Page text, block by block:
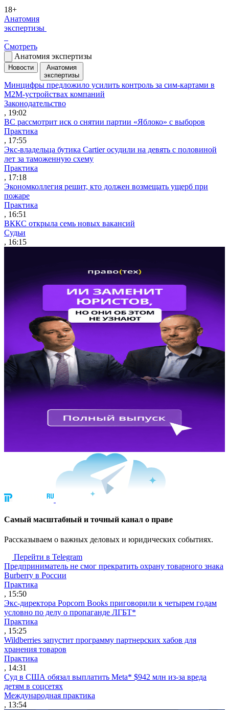
18+
Анатомия
экспертизы
Смотреть
Анатомия экспертизы
Новости
Анатомия
экспертизы
Минцифры предложило усилить контроль за сим-картами в
M2M-устройствах компаний
Законодательство
, 19:02
ВС рассмотрит иск о снятии партии «Яблоко» с выборов
Практика
, 17:55
Экс-владельца бутика Cartier осудили на девять с половиной
лет за таможенную схему
Практика
, 17:18
Экономколлегия решит, кто должен возмещать ущерб при
пожаре
Практика
, 16:51
ВККС открыла семь новых вакансий
Судьи
, 16:15
Cамый масштабный и точный канал о праве
Рассказываем о важных деловых и юридических событиях.
Перейти в Telegram
Предприниматель не смог прекратить охрану товарного знака
Burberry в России
Практика
, 15:50
Экс-директора Popcorn Books приговорили к четырем годам
условно по делу о пропаганде ЛГБТ*
Практика
, 15:25
Wildberries запустит программу партнерских хабов для
хранения товаров
Практика
, 14:31
Суд в США обязал выплатить Meta* $942 млн из-за вреда
детям в соцсетях
Международная практика
, 13:54